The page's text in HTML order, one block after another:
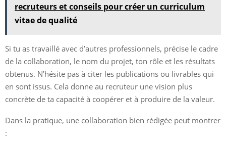
recruteurs et conseils pour créer un curriculum
vitae de qualité
Si tu as travaillé avec d’autres professionnels, précise le cadre
de la collaboration, le nom du projet, ton rôle et les résultats
obtenus. N’hésite pas à citer les publications ou livrables qui
en sont issus. Cela donne au recruteur une vision plus
concrète de ta capacité à coopérer et à produire de la valeur.
Dans la pratique, une collaboration bien rédigée peut montrer
: